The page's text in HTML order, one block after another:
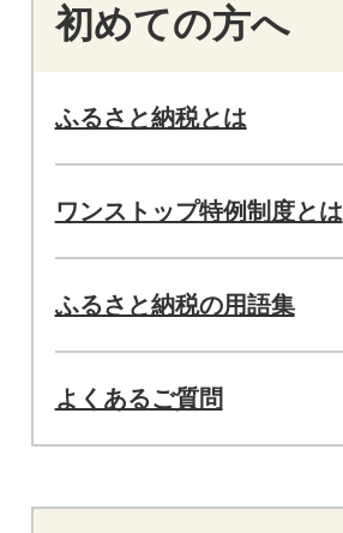
初めての方へ
ふるさと納税とは
ワンストップ特例制度とは
ふるさと納税の用語集
よくあるご質問